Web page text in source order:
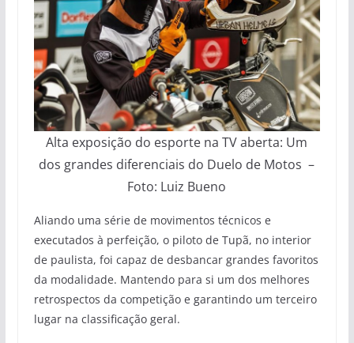
Alta exposição do esporte na TV aberta: Um
dos grandes diferenciais do Duelo de Motos –
Foto: Luiz Bueno
Aliando uma série de movimentos técnicos e
executados à perfeição, o piloto de Tupã, no interior
de paulista, foi capaz de desbancar grandes favoritos
da modalidade. Mantendo para si um dos melhores
retrospectos da competição e garantindo um terceiro
lugar na classificação geral.